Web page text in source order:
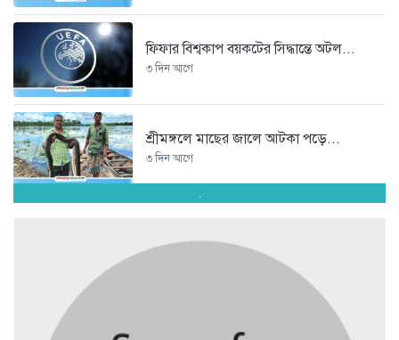
ফিফার বিশ্বকাপ বয়কটের সিদ্ধান্তে অটল...
৩ দিন আগে
শ্রীমঙ্গলে মাছের জালে আটকা পড়ে...
৩ দিন আগে
৩ দিন আগে
পঞ্চাশ পেরোনো আমিশা এখনও ‘সিঙ্গেল’...
.